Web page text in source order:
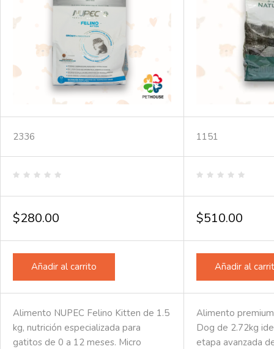
2336 1151
en
de
5
en
de
5
$280.00 $510.00
Añadir al carrito Añadir al
Alimento NUPEC Felino Kitten de 1.5
kg, nutrición especializada para
gatitos de 0 a 12 meses. Micro
Alimento
Dog de 2.72kg
etapa avanzada